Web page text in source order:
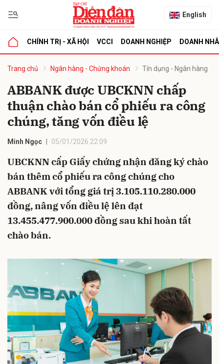
English
CHÍNH TRỊ - XÃ HỘI VCCI DOANH NGHIỆP DOANH
Trang chủ Ngân hàng - Chứng khoán Tín dụng - Ngân hàng
ABBANK được UBCKNN chấp
thuận chào bán cổ phiếu ra công
chúng, tăng vốn điều lệ
Minh Ngọc 05/01/2026 22:09
UBCKNN cấp Giấy chứng nhận đăng ký chào
bán thêm cổ phiếu ra công chúng cho
ABBANK với tổng giá trị 3.105.110.280.000
đồng, nâng vốn điều lệ lên đạt
13.455.477.900.000 đồng sau khi hoàn tất
chào bán.
luận
Hủy